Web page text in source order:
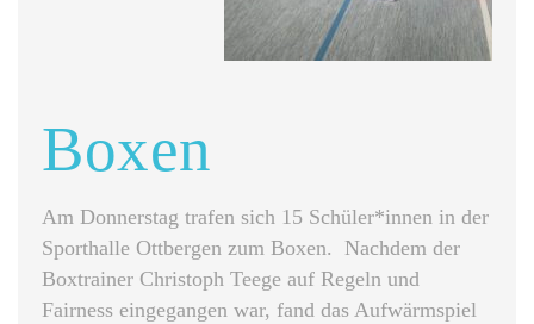
Boxen
Am Donnerstag trafen sich 15 Schüler*innen in der
Sporthalle Ottbergen zum Boxen. Nachdem der
Boxtrainer Christoph Teege auf Regeln und
Fairness eingegangen war, fand das Aufwärmspiel